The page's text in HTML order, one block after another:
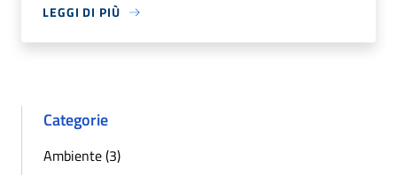
LEGGI DI PIÙ
Categorie
Ambiente (3)